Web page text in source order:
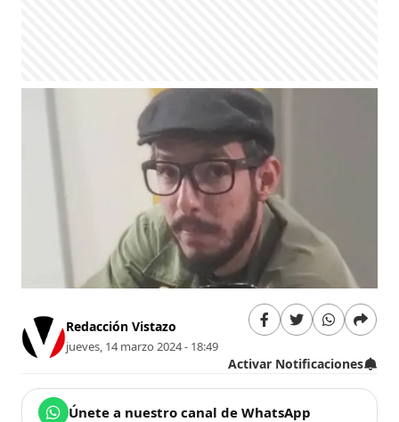
Redacción Vistazo
jueves, 14 marzo 2024 - 18:49
Activar Notificaciones
Únete a nuestro canal de WhatsApp